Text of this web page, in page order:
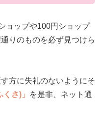
ョップや100円ショップ
りのものを必ず見つけら
方に失礼のないようにそ
くさ)」
を是非、ネット通